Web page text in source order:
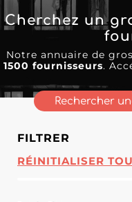
Cherchez un
Notre annuaire de
1500 fournisseurs.
FILTRER
RÉINITIALISER